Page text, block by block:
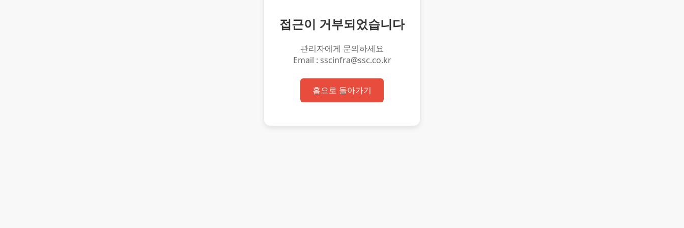
접근이 거부되었습니다
관리자에게 문의하세요
Email : sscinfra@ssc.co.kr
홈으로 돌아가기